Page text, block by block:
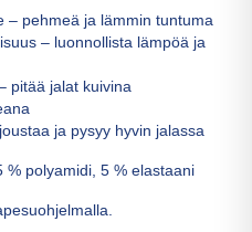
– pehmeä ja lämmin tuntuma
– luonnollista lämpöä ja
pitää jalat kuivina
ja pysyy hyvin jalassa
% polyamidi, 5 % elastaani